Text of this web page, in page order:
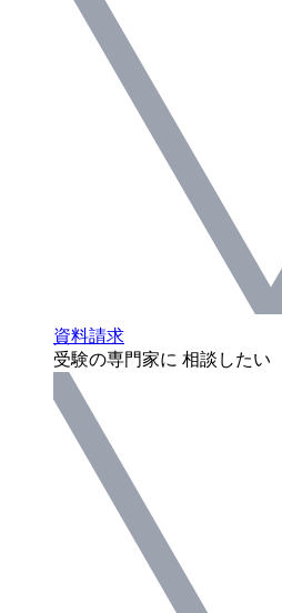
資料請求
受験の専門家に 相談したい